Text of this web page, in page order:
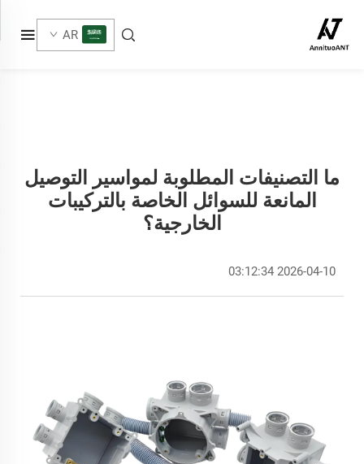
AR
ما التصنيفات المطلوبة لمواسير التوصيل
المانعة للسوائل الخاصة بالتركيبات
الخارجية؟
2026-04-10 03:12:34